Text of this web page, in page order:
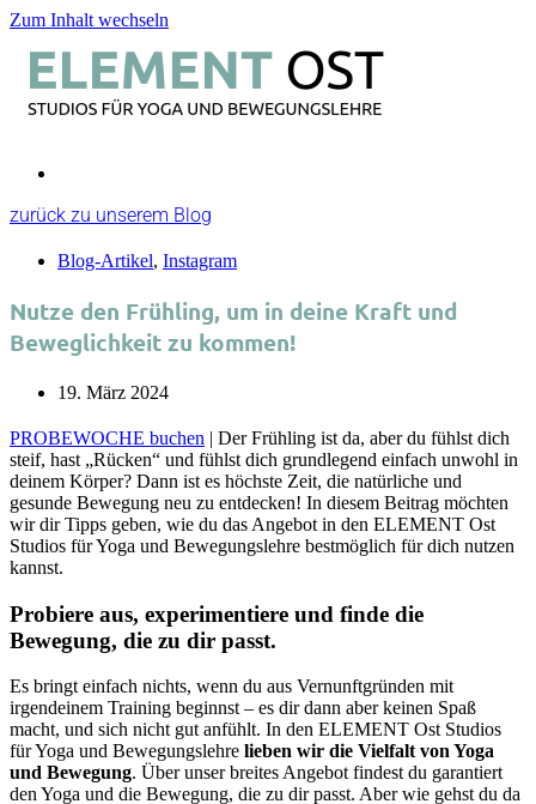
Zum Inhalt wechseln
zurück zu unserem Blog
Blog-Artikel, Instagram
Nutze den Frühling, um in deine Kraft und
Beweglichkeit zu kommen!
19. März 2024
PROBEWOCHE buchen | Der Frühling ist da, aber du fühlst dich
steif, hast „Rücken“ und fühlst dich grundlegend einfach unwohl in
deinem Körper? Dann ist es höchste Zeit, die natürliche und
gesunde Bewegung neu zu entdecken! In diesem Beitrag möchten
wir dir Tipps geben, wie du das Angebot in den ELEMENT Ost
Studios für Yoga und Bewegungslehre bestmöglich für dich nutzen
kannst.
Probiere aus, experimentiere und finde die
Bewegung, die zu dir passt.
Es bringt einfach nichts, wenn du aus Vernunftgründen mit
irgendeinem Training beginnst – es dir dann aber keinen Spaß
macht, und sich nicht gut anfühlt. In den ELEMENT Ost Studios
für Yoga und Bewegungslehre lieben wir die Vielfalt von Yoga
und Bewegung. Über unser breites Angebot findest du garantiert
den Yoga und die Bewegung, die zu dir passt. Aber wie gehst du da